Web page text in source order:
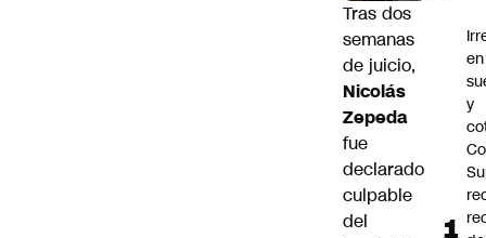
Tras dos
semanas
de juicio,
Nicolás
Zepeda
fue
declarado
culpable
del
en
y